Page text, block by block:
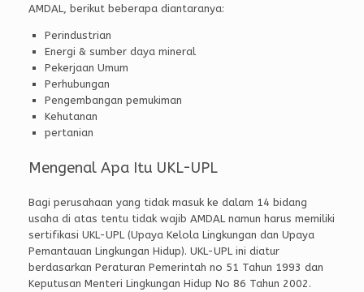
AMDAL, berikut beberapa diantaranya:
Perindustrian
Energi & sumber daya mineral
Pekerjaan Umum
Perhubungan
Pengembangan pemukiman
Kehutanan
pertanian
Mengenal Apa Itu UKL-UPL
Bagi perusahaan yang tidak masuk ke dalam 14 bidang
usaha di atas tentu tidak wajib AMDAL namun harus memiliki
sertifikasi UKL-UPL (Upaya Kelola Lingkungan dan Upaya
Pemantauan Lingkungan Hidup). UKL-UPL ini diatur
berdasarkan Peraturan Pemerintah no 51 Tahun 1993 dan
Keputusan Menteri Lingkungan Hidup No 86 Tahun 2002.